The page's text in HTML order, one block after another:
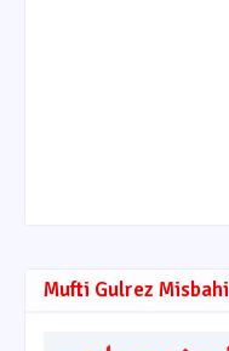
Mufti Gulrez